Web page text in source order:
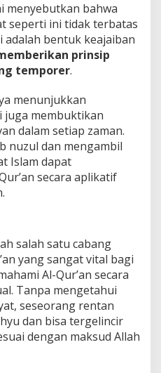
menyebutkan bahwa
seperti ini tidak terbatas
adalah bentuk keajaiban
prinsip
temporer.
menunjukkan
juga membuktikan
dalam setiap zaman.
nuzul dan mengambil
Islam dapat
secara aplikatif
salah satu cabang
yang sangat vital bagi
Al-Qur’an secara
Tanpa mengetahui
seseorang rentan
dan bisa tergelincir
dengan maksud Allah